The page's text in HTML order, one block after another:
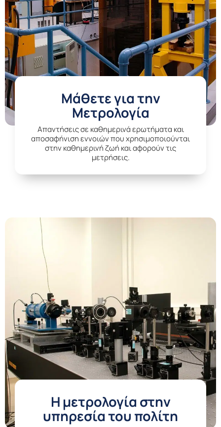
Μάθετε για την
Μετρολογία
Aπαντήσεις σε καθημερινά ερωτήματα και
αποσαφήνιση εννοιών που χρησιμοποιούνται
στην καθημερινή ζωή και αφορούν τις
μετρήσεις.
Η μετρολογία στην
υπηρεσία του πολίτη